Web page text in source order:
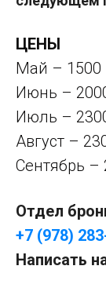
ЦЕНЫ
Май – 1500
Июнь –
Июль –
Август –
Сентябрь –
Отдел
+7 (978)
Написать